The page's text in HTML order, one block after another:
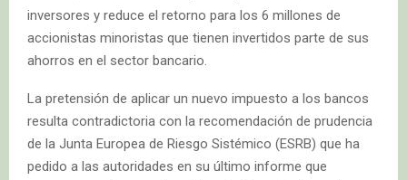
inversores y reduce el retorno para los 6 millones de
accionistas minoristas que tienen invertidos parte de sus
ahorros en el sector bancario.
La pretensión de aplicar un nuevo impuesto a los bancos
resulta contradictoria con la recomendación de prudencia
de la Junta Europea de Riesgo Sistémico (ESRB) que ha
pedido a las autoridades en su último informe que